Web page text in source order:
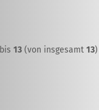
bis 13(von insgesamt 13)